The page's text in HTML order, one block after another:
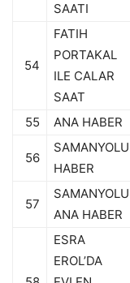
SAATI
54
FATIH
PORTAKAL
ILE CALAR
SAAT
55 ANA HABER
56
SAMANYOLU
HABER
57
SAMANYOLU
ANA HABER
ESRA
EROL’DA